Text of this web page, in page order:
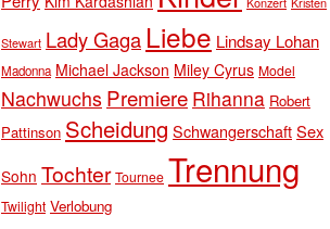
Stewart Lady Gaga Liebe Lindsay Lohan
Madonna Michael Jackson Miley Cyrus Model
Nachwuchs Premiere Rihanna Robert
Pattinson Scheidung SchwangerschaftSex
Sohn Tochter Tournee Trennung
Twilight Verlobung